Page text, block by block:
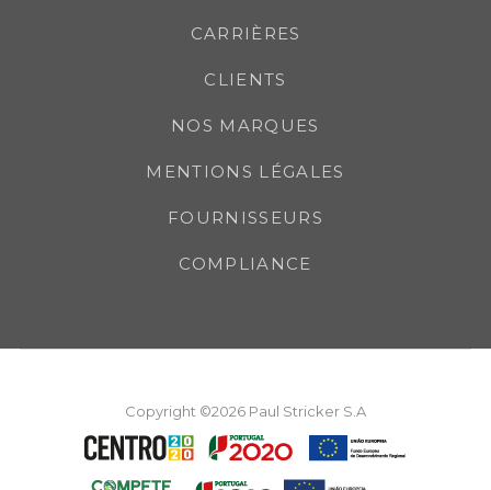
CARRIÈRES
CLIENTS
NOS MARQUES
MENTIONS LÉGALES
FOURNISSEURS
COMPLIANCE
Copyright ©2026 Paul Stricker S.A